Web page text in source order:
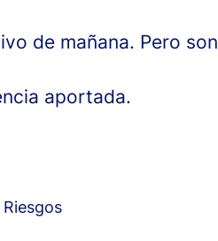
de mañana. Pero son
aportada.